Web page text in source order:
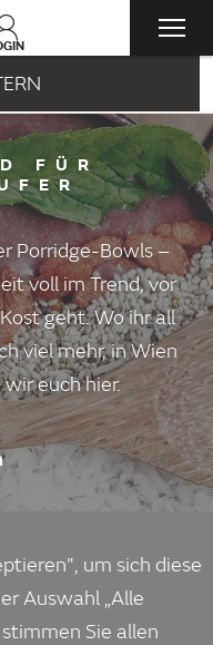
FÜR
Porridge-Bowls –
voll im Trend, vor
geht. Wo ihr all
viel mehr, in Wien
euch hier.
um sich diese
Auswahl „Alle
Sie allen